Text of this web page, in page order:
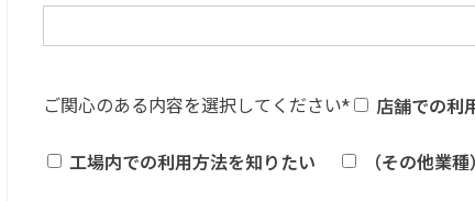
ご関心のある内容を選択してください* 店舗での利
工場内での利用方法を知りたい （その他業